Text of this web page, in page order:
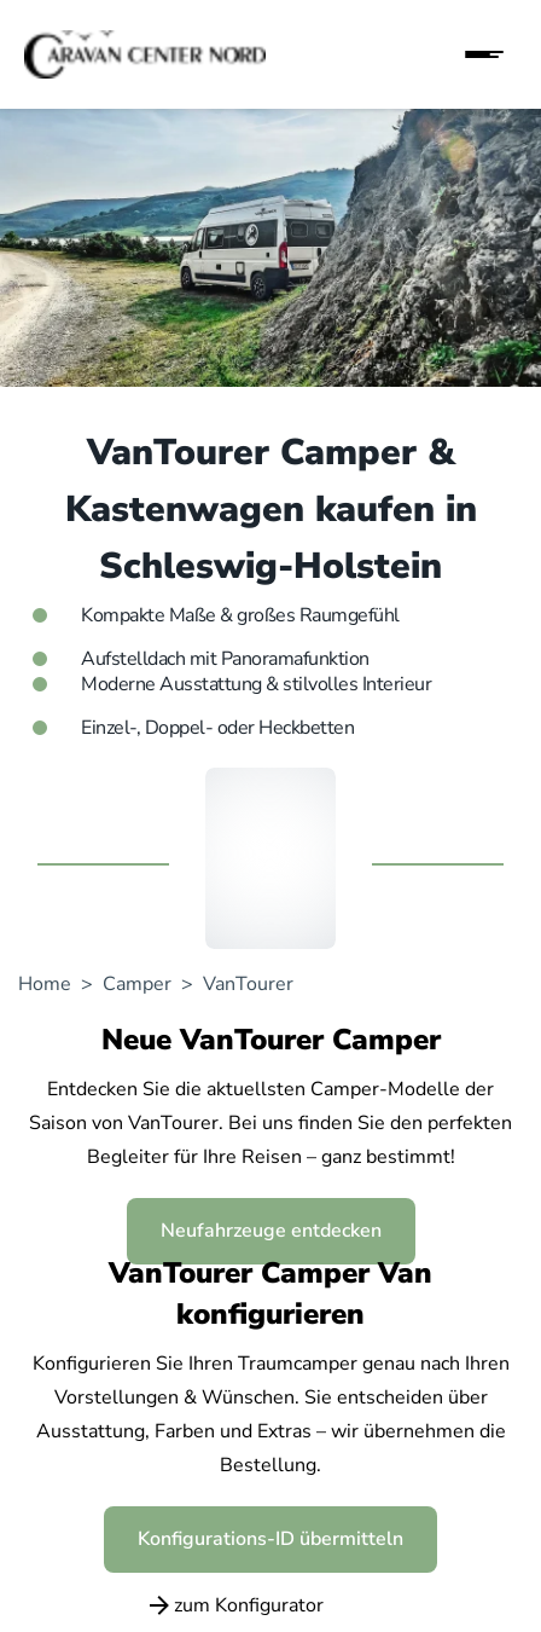
VanTourer Camper &
Kastenwagen kaufen in
Schleswig-Holstein
Kompakte Maße & großes Raumgefühl
Aufstelldach mit Panoramafunktion
Moderne Ausstattung & stilvolles Interieur
Einzel-, Doppel- oder Heckbetten
Home > Camper > VanTourer
Neue VanTourer Camper
Entdecken Sie die aktuellsten Camper-Modelle der
Saison von VanTourer. Bei uns finden Sie den perfekten
Begleiter für Ihre Reisen – ganz bestimmt!
Neufahrzeuge entdecken
VanTourer Camper Van
konfigurieren
Konfigurieren Sie Ihren Traumcamper genau nach Ihren
Vorstellungen & Wünschen. Sie entscheiden über
Ausstattung, Farben und Extras – wir übernehmen die
Bestellung.
Konfigurations-ID übermitteln
zum Konfigurator